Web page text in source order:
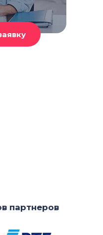
партнеров